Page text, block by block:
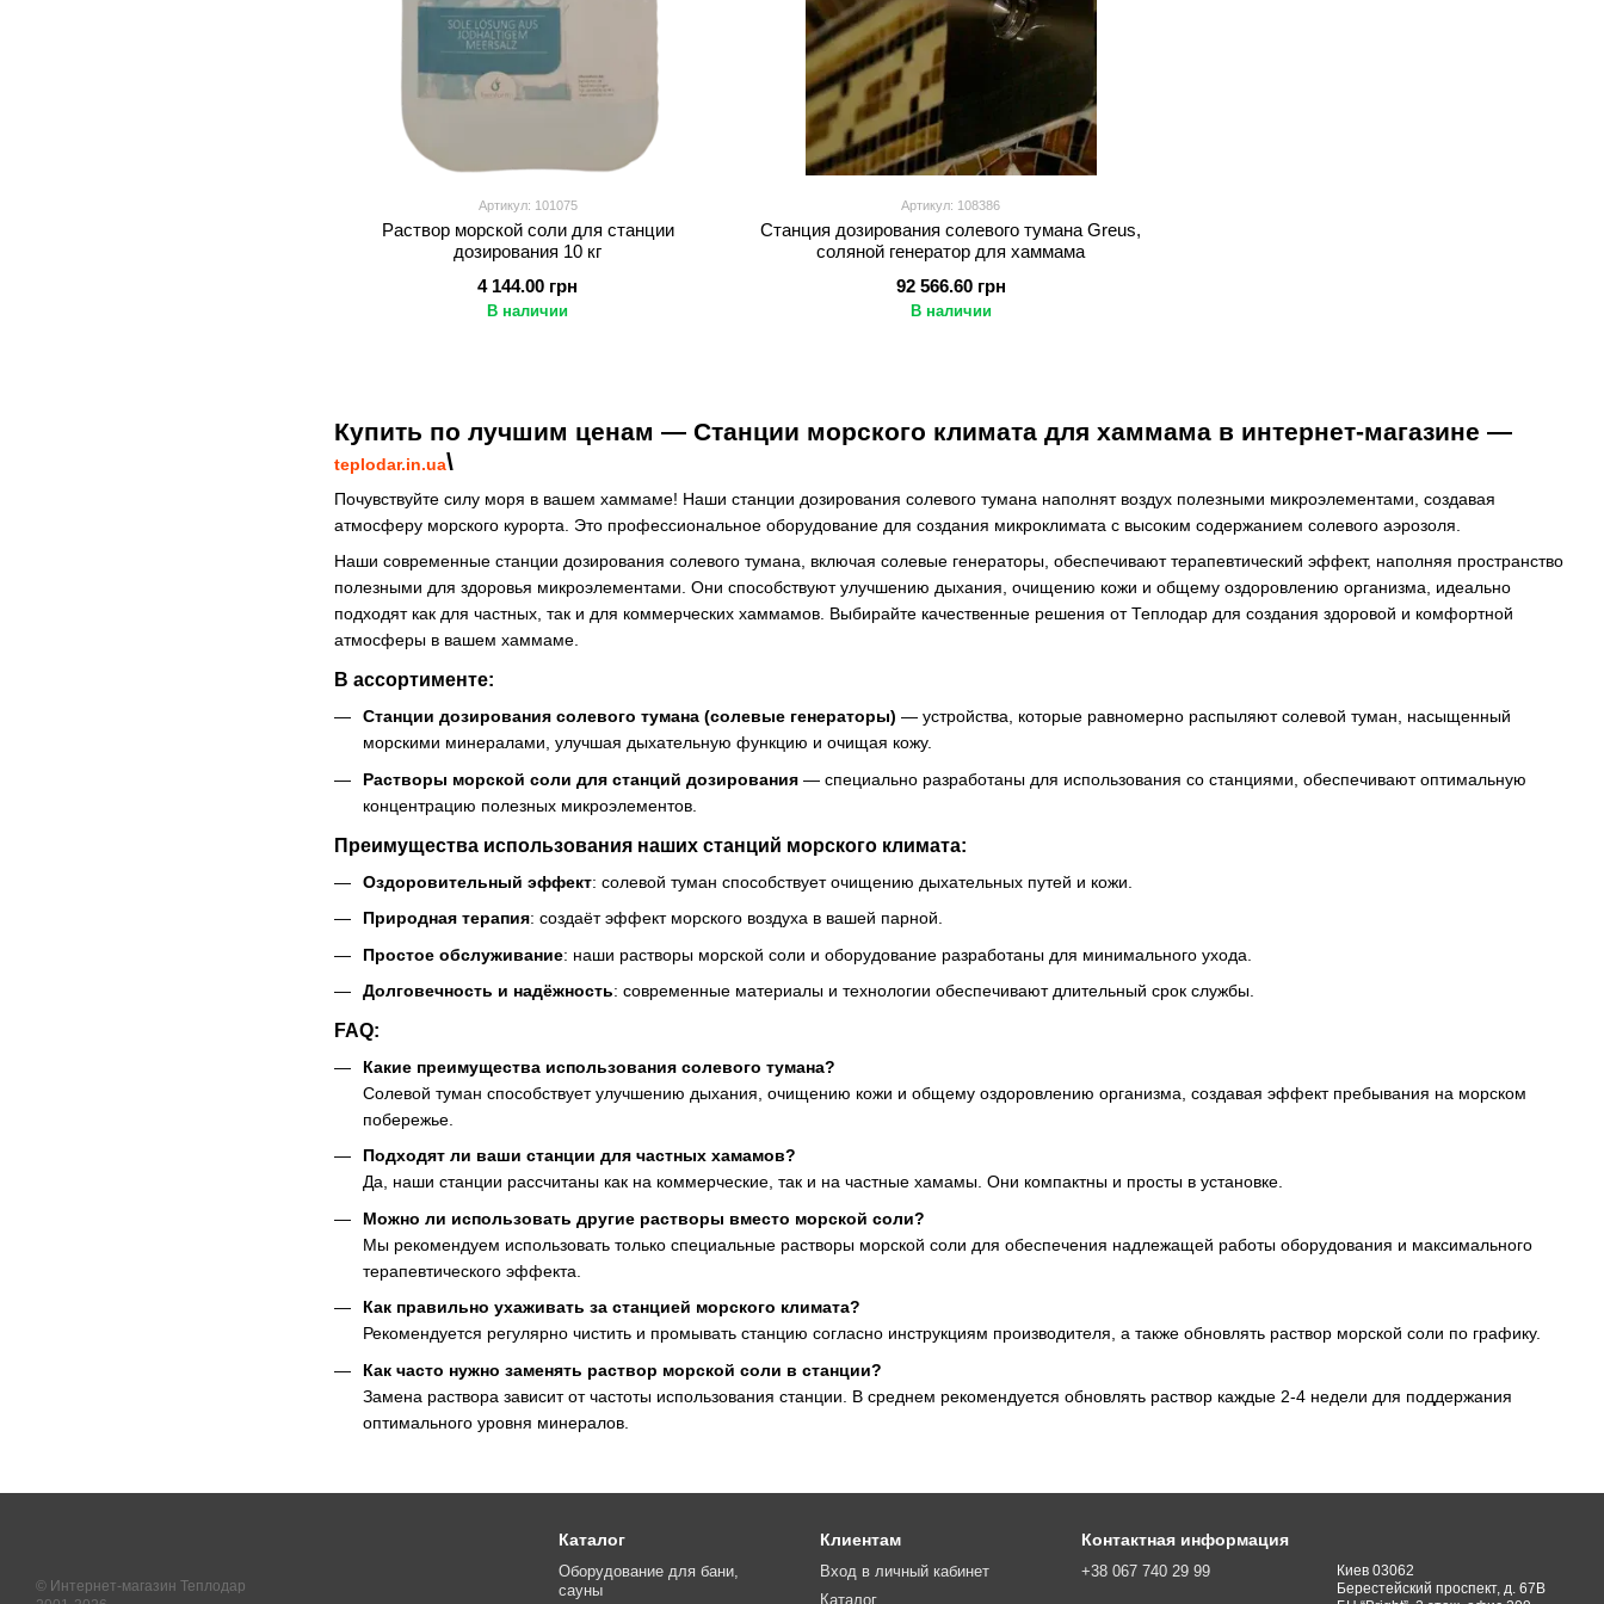
Купить по лучшим ценам — Станции морского климата для хаммама в интернет-магазине —
teplodar.in.ua\
Почувствуйте силу моря в вашем хаммаме! Наши станции дозирования солевого тумана наполнят воздух полезными микроэлементами, создавая
атмосферу морского курорта. Это профессиональное оборудование для создания микроклимата с высоким содержанием солевого аэрозоля.
Наши современные станции дозирования солевого тумана, включая солевые генераторы, обеспечивают терапевтический эффект, наполняя пространство
полезными для здоровья микроэлементами. Они способствуют улучшению дыхания, очищению кожи и общему оздоровлению организма, идеально
подходят как для частных, так и для коммерческих хаммамов. Выбирайте качественные решения от Теплодар для создания здоровой и комфортной
атмосферы в вашем хаммаме.
В ассортименте:
Станции дозирования солевого тумана (солевые генераторы) — устройства, которые равномерно распыляют солевой туман, насыщенный
морскими минералами, улучшая дыхательную функцию и очищая кожу.
Растворы морской соли для станций дозирования — специально разработаны для использования со станциями, обеспечивают оптимальную
концентрацию полезных микроэлементов.
Преимущества использования наших станций морского климата:
Оздоровительный эффект: солевой туман способствует очищению дыхательных путей и кожи.
Природная терапия: создаёт эффект морского воздуха в вашей парной.
Простое обслуживание: наши растворы морской соли и оборудование разработаны для минимального ухода.
Долговечность и надёжность: современные материалы и технологии обеспечивают длительный срок службы.
FAQ:
Какие преимущества использования солевого тумана?
Солевой туман способствует улучшению дыхания, очищению кожи и общему оздоровлению организма, создавая эффект пребывания на морском
побережье.
Подходят ли ваши станции для частных хамамов?
Да, наши станции рассчитаны как на коммерческие, так и на частные хамамы. Они компактны и просты в установке.
Можно ли использовать другие растворы вместо морской соли?
Мы рекомендуем использовать только специальные растворы морской соли для обеспечения надлежащей работы оборудования и максимального
терапевтического эффекта.
Как правильно ухаживать за станцией морского климата?
Рекомендуется регулярно чистить и промывать станцию согласно инструкциям производителя, а также обновлять раствор морской соли по графику.
Как часто нужно заменять раствор морской соли в станции?
Замена раствора зависит от частоты использования станции. В среднем рекомендуется обновлять раствор каждые 2-4 недели для поддержания
оптимального уровня минералов.
Артикул: 101075
Раствор морской соли для станции
дозирования 10 кг
4 144.00 грн
В наличии
Артикул: 108386
Станция дозирования солевого тумана Greus,
соляной генератор для хаммама
92 566.60 грн
В наличии
© Интернет-магазин Теплодар
Каталог
Оборудование для бани,
сауны
Клиентам
Вход в личный кабинет
Каталог
Контактная информация
+38 067 740 29 99
Киев 03062
Берестейский проспект, д. 67В